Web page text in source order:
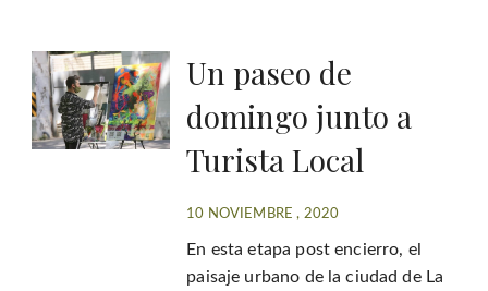
Un paseo de
domingo junto a
Turista Local
10 NOVIEMBRE , 2020
En esta etapa post encierro, el
paisaje urbano de la ciudad de La